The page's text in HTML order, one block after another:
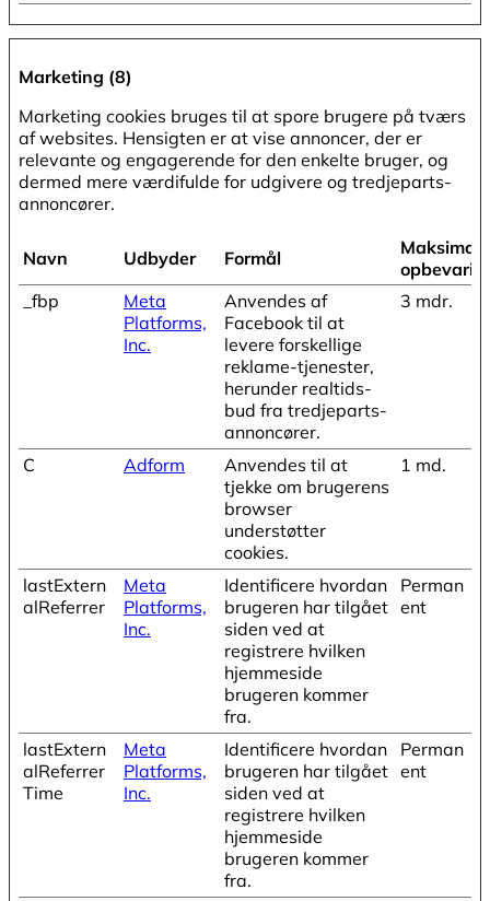
Marketing (8)
Marketing cookies bruges til at spore brugere på tværs
af websites. Hensigten er at vise annoncer, der er
relevante og engagerende for den enkelte bruger, og
dermed mere værdifulde for udgivere og tredjeparts-
annoncører.
Navn Udbyder Formål
Maksimal
_fbp
Meta
Platforms,
Inc.
Anvendes af
Facebook til at
levere forskellige
reklame-tjenester,
herunder realtids-
bud fra tredjeparts-
annoncører.
3 mdr.
C Adform
Anvendes til at
tjekke om brugerens
browser
understøtter
cookies.
1 md.
lastExtern
alReferrer
Meta
Platforms,
Inc.
Identificere hvordan
brugeren har tilgået
siden ved at
registrere hvilken
hjemmeside
brugeren kommer
fra.
Perman
ent
lastExtern
alReferrer
Time
Meta
Platforms,
Inc.
Identificere hvordan
brugeren har tilgået
siden ved at
registrere hvilken
hjemmeside
brugeren kommer
fra.
Perman
ent